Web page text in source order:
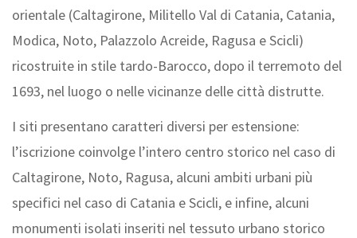
orientale (Caltagirone, Militello Val di Catania, Catania,
Modica, Noto, Palazzolo Acreide, Ragusa e Scicli)
ricostruite in stile tardo-Barocco, dopo il terremoto del
1693, nel luogo o nelle vicinanze delle città distrutte.
I siti presentano caratteri diversi per estensione:
l’iscrizione coinvolge l’intero centro storico nel caso di
Caltagirone, Noto, Ragusa, alcuni ambiti urbani più
specifici nel caso di Catania e Scicli, e infine, alcuni
monumenti isolati inseriti nel tessuto urbano storico